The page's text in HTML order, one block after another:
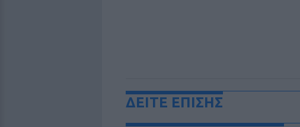
ΔΕΙΤΕ ΕΠΙΣΗΣ